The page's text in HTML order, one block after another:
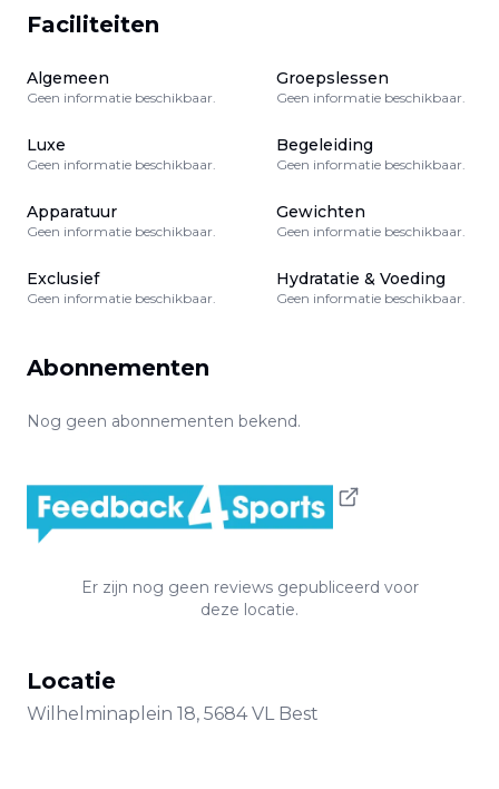
Faciliteiten
Algemeen
Geen informatie beschikbaar.
Groepslessen
Geen informatie beschikbaar.
Luxe
Geen informatie beschikbaar.
Begeleiding
Geen informatie beschikbaar.
Apparatuur
Geen informatie beschikbaar.
Gewichten
Geen informatie beschikbaar.
Exclusief
Geen informatie beschikbaar.
Hydratatie & Voeding
Geen informatie beschikbaar.
Abonnementen
Nog geen abonnementen bekend.
Er zijn nog geen reviews gepubliceerd voor
deze locatie.
Locatie
Wilhelminaplein 18, 5684 VL Best